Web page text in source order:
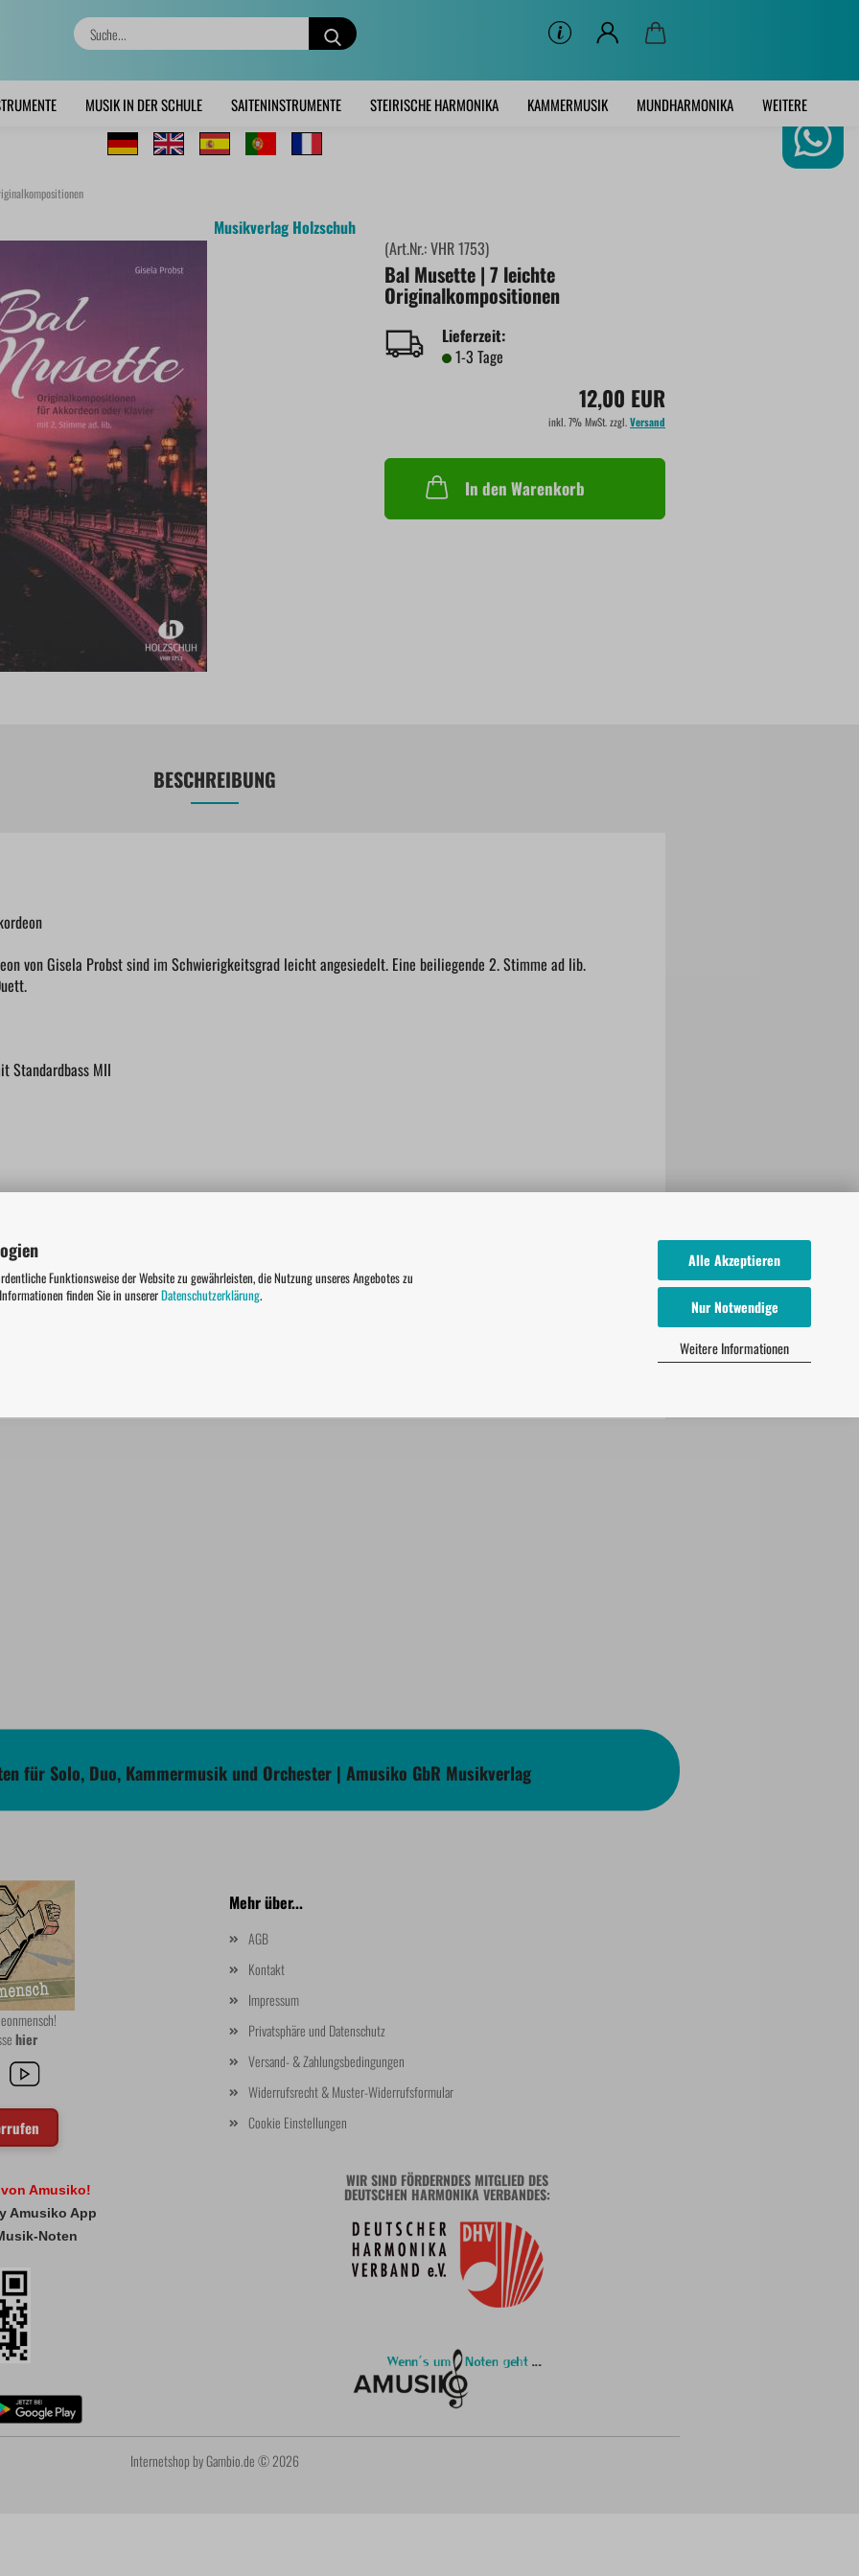
Funktionsweise der Website zu gewährleisten, die Nutzung unseres Angebotes zu
finden Sie in unsererDatenschutzerklärung.
Alle Akzeptieren
Nur Notwendige
Weitere Informationen
Suche...
MUSIK IN DER SCHULE SAITENINSTRUMENTE STEIRISCHE HARMONIKA KAMMERMUSIK MUNDHARMONIKA WEITERE
Musikverlag Holzschuh
(Art.Nr.:VHR 1753)
Bal Musette | 7 leichte
Originalkompositionen
Lieferzeit:
1-3 Tage
12,00 EUR
inkl. 7% MwSt. zzgl.Versand
In den Warenkorb
BESCHREIBUNG
von Gisela Probst sind im Schwierigkeitsgrad leicht angesiedelt. Eine beiliegende 2. Stimme ad lib.
Standardbass MII
für Solo, Duo, Kammermusik und Orchester | Amusiko GbR Musikverlag
hier
Mehr über...
AGB
Kontakt
Impressum
Privatsphäre und Datenschutz
Versand- & Zahlungsbedingungen
Widerrufsrecht & Muster-Widerrufsformular
Cookie Einstellungen
Amusiko!
Amusiko App
Noten
WIR SIND FÖRDERNDES MITGLIED DES
DEUTSCHEN HARMONIKA VERBANDES:
Internetshop by Gambio.de © 2026